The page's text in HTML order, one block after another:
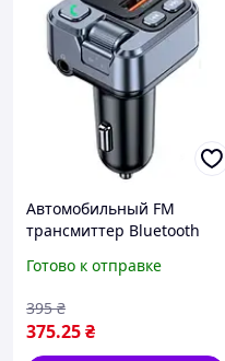
Автомобильный FM
трансмиттер Bluetooth
20W Быстрая зарядка
Готово к отправке
375.25₴
395 ₴